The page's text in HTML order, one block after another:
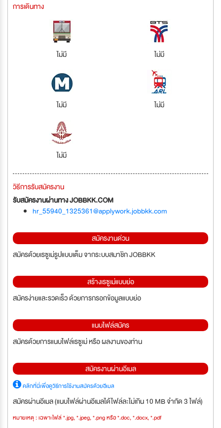
การเดินทาง
ไม่มี ไม่มี
ไม่มี ไม่มี
ไม่มี
วิธีการรับสมัครงาน
รับสมัครงานผ่านทาง JOBBKK.COM
hr_55940_1325361@applywork.jobbkk.com
สมัครงานด่วน
สมัครด้วยเรซูเม่รูปแบบเต็ม จากระบบสมาชิก JOBBKK
สร้างเรซูเม่แบบย่อ
สมัครง่ายและรวดเร็ว ด้วยการกรอกข้อมูลแบบย่อ
แนบไฟล์สมัคร
สมัครด้วยการแนบไฟล์เรซูเม่ หรือ ผลงานของท่าน
สมัครงานผ่านอีเมล
คลิกที่นี่เพื่อดูวิธีการใช้งานสมัครด้วยอีเมล
สมัครผ่านอีเมล (แนบไฟล์ผ่านอีเมลได้ไฟล์ละไม่เกิน 10 MB จำกัด 3 ไฟล์)
หมายเหตุ : เฉพาะไฟล์ *.jpg, *.jpeg, *.png หรือ *.doc, *.docx, *.pdf